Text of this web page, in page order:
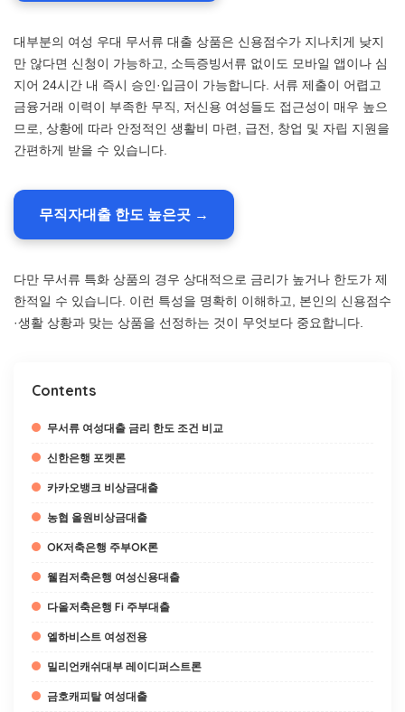
대부분의 여성 우대 무서류 대출 상품은 신용점수가 지나치게 낮지
만 않다면 신청이 가능하고, 소득증빙서류 없이도 모바일 앱이나 심
지어 24시간 내 즉시 승인·입금이 가능합니다. 서류 제출이 어렵고
금융거래 이력이 부족한 무직, 저신용 여성들도 접근성이 매우 높으
므로, 상황에 따라 안정적인 생활비 마련, 급전, 창업 및 자립 지원을
간편하게 받을 수 있습니다.
무직자대출 한도 높은곳 →
다만 무서류 특화 상품의 경우 상대적으로 금리가 높거나 한도가 제
한적일 수 있습니다. 이런 특성을 명확히 이해하고, 본인의 신용점수
·생활 상황과 맞는 상품을 선정하는 것이 무엇보다 중요합니다.
Contents
무서류 여성대출 금리 한도 조건 비교
신한은행 포켓론
카카오뱅크 비상금대출
농협 올원비상금대출
OK저축은행 주부OK론
웰컴저축은행 여성신용대출
다올저축은행 Fi 주부대출
엘하비스트 여성전용
밀리언캐쉬대부 레이디퍼스트론
금호캐피탈 여성대출